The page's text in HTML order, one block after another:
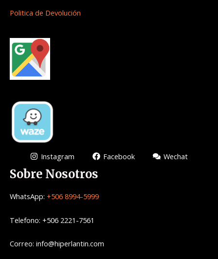
Politica de Devolución
Instagram Facebook Wechat
Sobre Nosotros
WhatsApp: +506 8994-5999
Telefono: +506 2221-7561
Correo: info@hiperlantin.com